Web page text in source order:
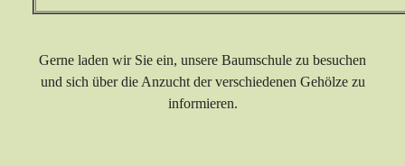
Gerne laden wir Sie ein, unsere Baumschule zu besuchen
und sich über die Anzucht der verschiedenen Gehölze zu
informieren.